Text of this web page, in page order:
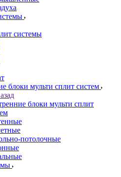
системы
блоки мульти сплит систем
блоки мульти сплит
потолочные